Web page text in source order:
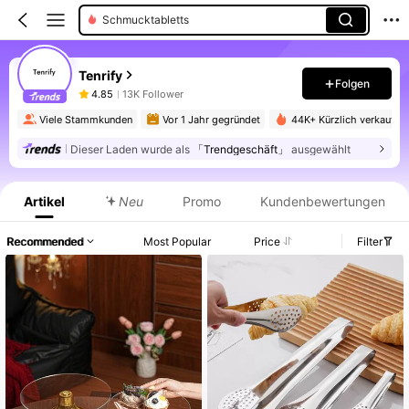
Schmucktabletts
Tenrify
4.85 13K Follower
Folgen
Viele Stammkunden Vor 1 Jahr gegründet 44K+ Kürzlich verkauft
Dieser Laden wurde als 「Trendgeschäft」 ausgewählt
Artikel Neu Promo Kundenbewertungen
Recommended Most Popular Price Filter